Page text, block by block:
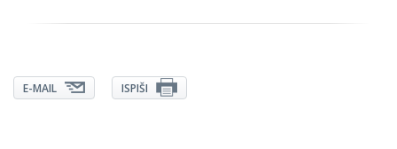
E-MAIL ISPIŠI